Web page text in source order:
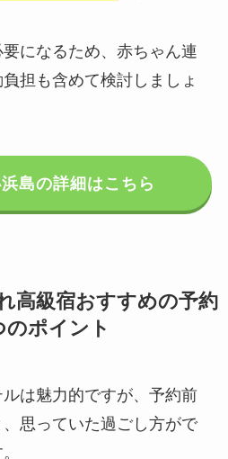
になるため、赤ちゃん連
担も含めて検討しましょ
島の詳細はこちら
高級宿おすすめの予約
ポイント
は魅力的ですが、予約前
思っていた過ごし方がで